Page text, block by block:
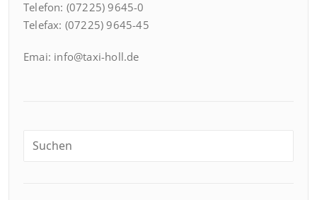
Telefon: (07225) 9645-0
Telefax: (07225) 9645-45
Emai: info@taxi-holl.de